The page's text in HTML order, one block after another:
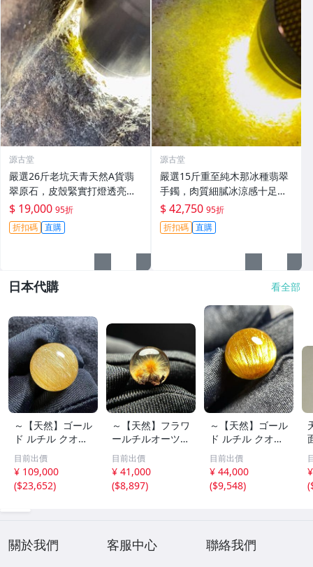
源古堂
嚴選26斤老坑天青天然A貨翡
翠原石，皮殼緊實打燈透亮，
顏色濃郁種水佳，質感飽滿，
適合打造手鏈料，保真可加
工，支持定制#翡翠原石 #A貨
$ 19,000 95折
折扣碼 直購
源古堂
嚴選15斤重至純木那冰種翡翠
手鐲，肉質細膩冰涼感十足，
螢光美不勝收，重量壓手極具
收藏價值。翡翠玉器 翡翠手鏈
冰種翡翠
$ 42,750 95折
折扣碼 直購
日本代購 看全部
～【天然】ゴール
ド ルチル クオー
ツ 丸玉 18.2mm
8.5g
目前出價
¥ 109,000
($23,652)
～【天然】フラワ
ールチルオーツ
丸玉 10.5mm 1.6
g
目前出價
¥ 41,000
($8,897)
～【天然】ゴール
ド ルチル クオー
ツ 丸玉 13.7mm
3.7g
目前出價
¥ 44,000
($9,548)
(
關於我們 客服中心 聯絡我們